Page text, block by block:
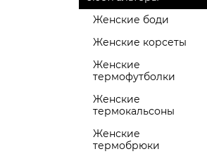
Женские боди
Женские корсеты
Женские
термофутболки
Женские
термокальсоны
Женские
термобрюки